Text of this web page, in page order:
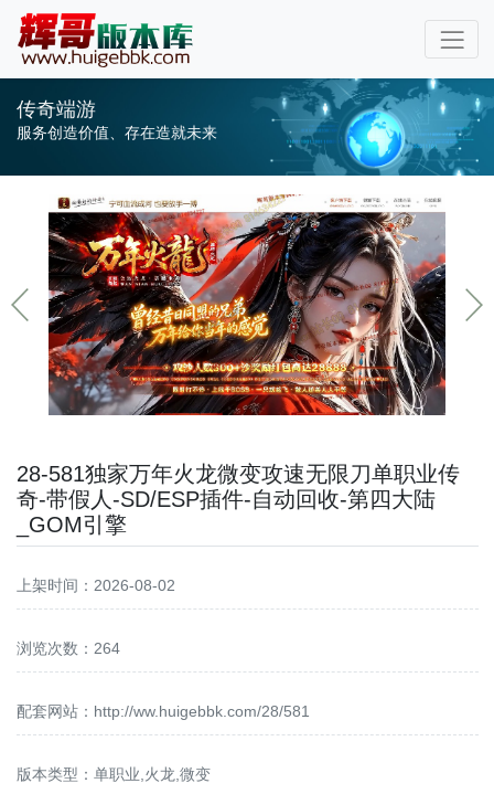
传奇端游
服务创造价值、存在造就未来
28-581独家万年火龙微变攻速无限刀单职业传
奇-带假人-SD/ESP插件-自动回收-第四大陆
_GOM引擎
上架时间：2026-08-02
浏览次数：264
配套网站： http://ww.huigebbk.com/28/581
版本类型：单职业,火龙,微变